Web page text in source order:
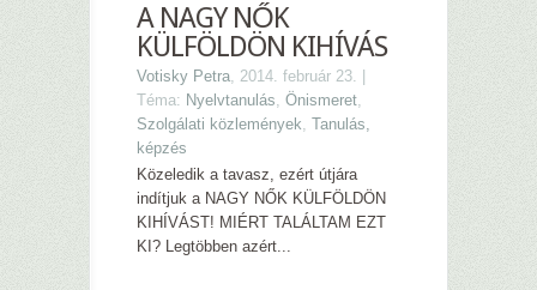
A NAGY NŐK
KÜLFÖLDÖN KIHÍVÁS
Votisky Petra, 2014. február 23. |
Téma: Nyelvtanulás, Önismeret,
Szolgálati közlemények, Tanulás,
képzés
Közeledik a tavasz, ezért útjára
indítjuk a NAGY NŐK KÜLFÖLDÖN
KIHÍVÁST! MIÉRT TALÁLTAM EZT
KI? Legtöbben azért...